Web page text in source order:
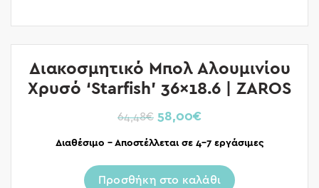
Διακοσμητικό Μπολ Αλουμινίου
Χρυσό ‘Starfish’ 36×18.6 | ZAROS
64,48€ 58,00€
Διαθέσιμο – Αποστέλλεται σε 4-7 εργάσιμες
Προσθήκη στο καλάθι